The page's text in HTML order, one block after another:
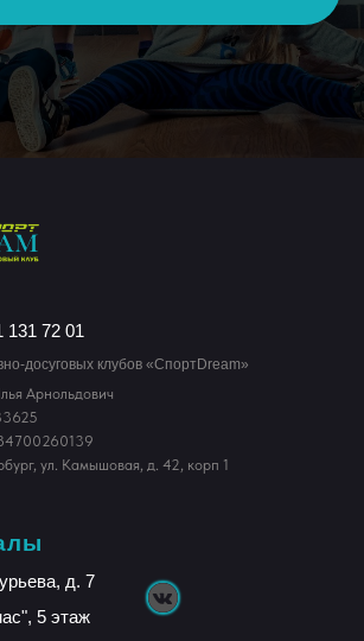
д. 7
5 этаж
досуговых клубов «СпортDream»
Арнольдович
ул. Камышовая, д. 42, корп 1
131 72 01